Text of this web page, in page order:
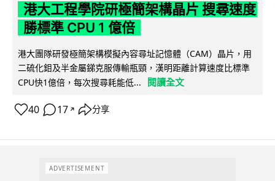
港大工程學院研極簡架構晶片 搜尋速度
勝標準 CPU 1 億倍
港大團隊研發極簡架構模擬內容尋址記憶體（CAM）晶片，用
二硫化鉬及半金屬銻克服傳輸瓶頸，漢明距離計算速度比標準
CPU快1億倍，每次搜尋耗能低...
閱讀全文
40 17 ↗ 分享
ADVERTISEMENT